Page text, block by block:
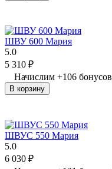
ШВУ 600 Мария
5.0
5 310 ₽
Начислим +106 бонусов
В корзину
ШВУС 550 Мария
5.0
6 030 ₽